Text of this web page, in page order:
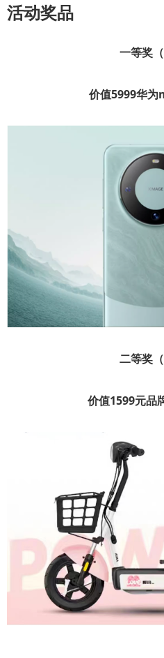
活动奖品
一等奖（
价值5999华
二等奖（
价值1599元品